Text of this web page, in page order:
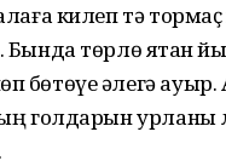
килеп тә
төрлө яҡтан
бөтөүе әлегә
голдарын урланы